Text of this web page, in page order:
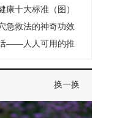
康十大标准（图）
急救法的神奇功效
——人人可用的推
换一换